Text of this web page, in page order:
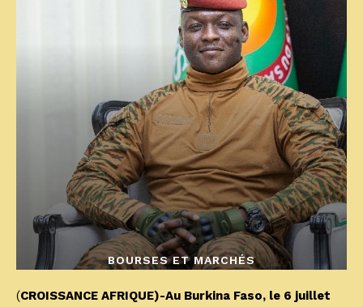
BOURSES ET MARCHÉS
(CROISSANCE AFRIQUE)-Au Burkina Faso, le 6 juillet